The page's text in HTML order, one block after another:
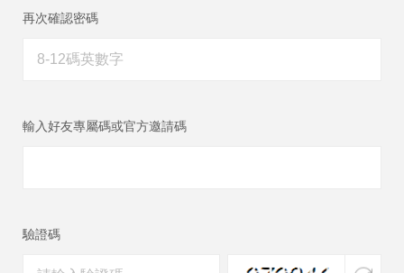
再次確認密碼
輸入好友專屬碼或官方邀請碼
驗證碼